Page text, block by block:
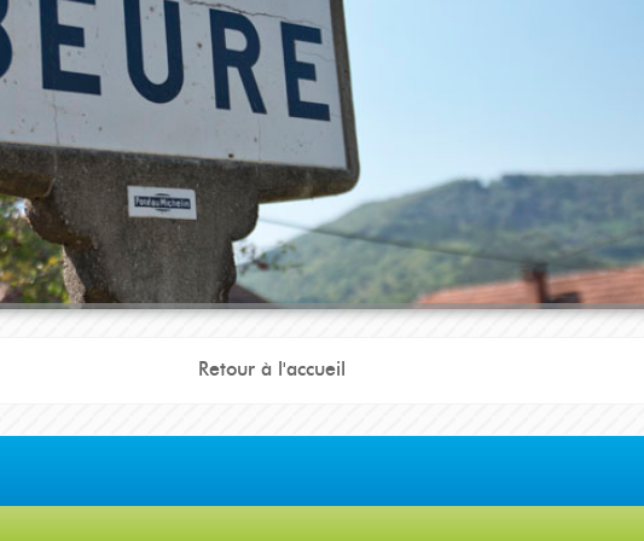
Panneau Pocket
Retour à l'accueil